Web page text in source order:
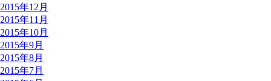
2015年12月
2015年11月
2015年10月
2015年9月
2015年8月
2015年7月